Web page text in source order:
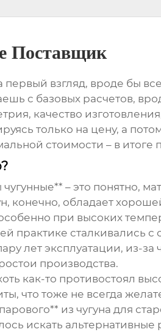
Поставщик
взгляд, вроде бы
с базовых расчетов,
качество
только на цену, а
стоимости – в итоге
– это понятно,
конечно, обладает
при высоких
практике сталкивались
лет эксплуатации, из-
производства.
как-то противостоял
что тоже не всегда
из чугуна для
искать